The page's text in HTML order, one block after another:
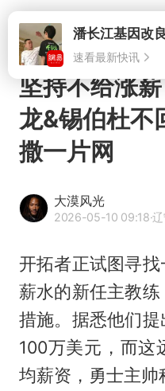
速看最新快讯
坚持不给涨
龙&锡伯杜不
撒一片网
大漠风光
2026-05-10 09:18·
开拓者正试图寻
薪水的新任主教
措施。据悉他们
100万美元，而这
均薪资，勇士主帅